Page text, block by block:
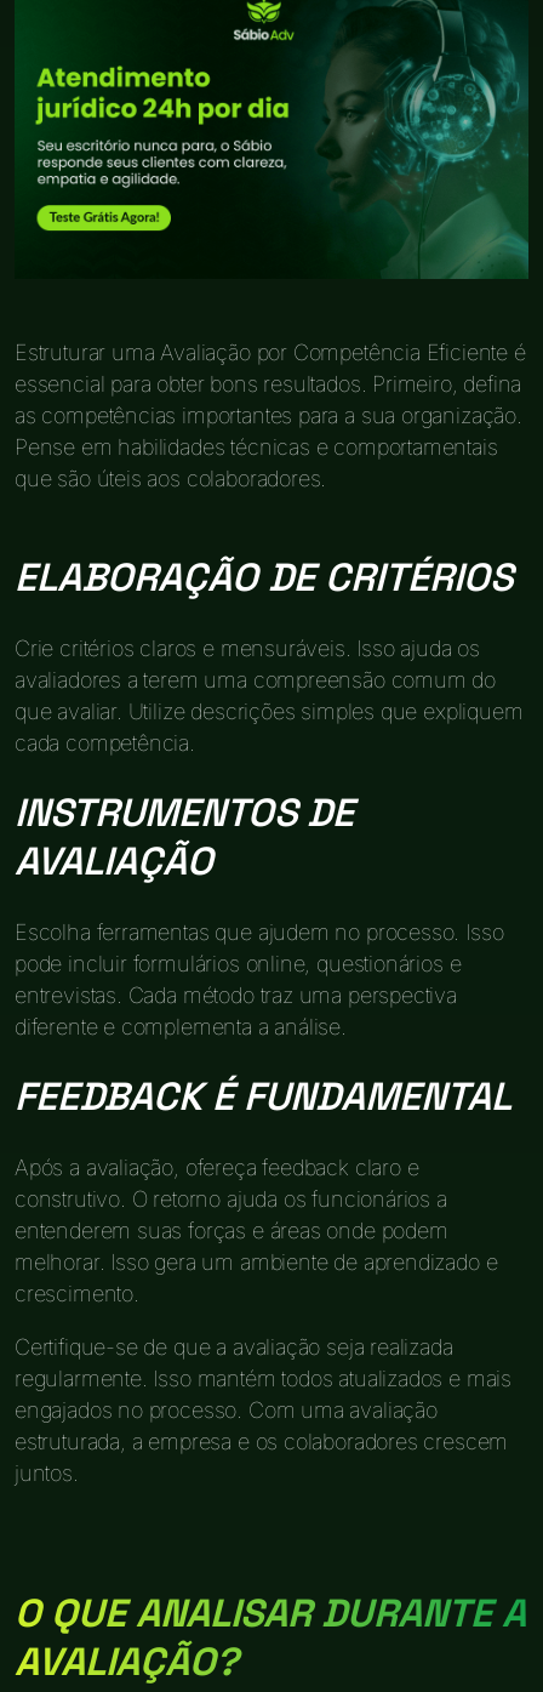
Estruturar uma Avaliação por Competência Eficiente é
essencial para obter bons resultados. Primeiro, defina
as competências importantes para a sua organização.
Pense em habilidades técnicas e comportamentais
que são úteis aos colaboradores.
ELABORAÇÃO DE CRITÉRIOS
Crie critérios claros e mensuráveis. Isso ajuda os
avaliadores a terem uma compreensão comum do
que avaliar. Utilize descrições simples que expliquem
cada competência.
INSTRUMENTOS DE
AVALIAÇÃO
Escolha ferramentas que ajudem no processo. Isso
pode incluir formulários online, questionários e
entrevistas. Cada método traz uma perspectiva
diferente e complementa a análise.
FEEDBACK É FUNDAMENTAL
Após a avaliação, ofereça feedback claro e
construtivo. O retorno ajuda os funcionários a
entenderem suas forças e áreas onde podem
melhorar. Isso gera um ambiente de aprendizado e
crescimento.
Certifique-se de que a avaliação seja realizada
regularmente. Isso mantém todos atualizados e mais
engajados no processo. Com uma avaliação
estruturada, a empresa e os colaboradores crescem
juntos.
O QUE ANALISAR DURANTE A
AVALIAÇÃO?